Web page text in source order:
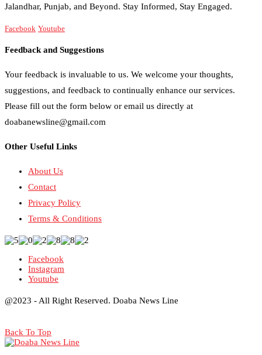
Jalandhar, Punjab, and Beyond. Stay Informed, Stay Engaged.
Facebook Youtube
Feedback and Suggestions
Your feedback is invaluable to us. We welcome your thoughts,
suggestions, and feedback to continually enhance our services.
Please fill out the form below or email us directly at
doabanewsline@gmail.com
Other Useful Links
About Us
Contact
Privacy Policy
Terms & Conditions
Facebook
Instagram
Youtube
@2023 - All Right Reserved. Doaba News Line
Back To Top